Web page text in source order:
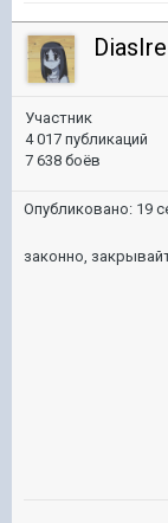
DiasIre
Участник
4 017 публикаций
7 638 боёв
Опубликовано: 19
законно,